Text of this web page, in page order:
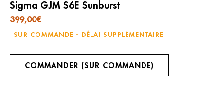
Sigma GJM S6E Sunburst
399,00€
SUR COMMANDE - DÉLAI SUPPLÉMENTAIRE
COMMANDER (SUR COMMANDE)